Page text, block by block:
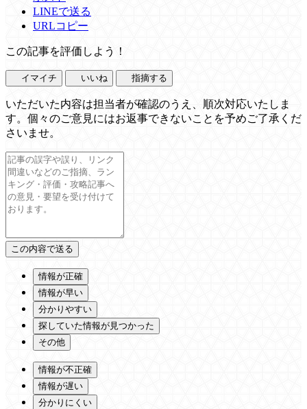
LINEで送る
URLコピー
この記事を評価しよう！
イマイチ いいね 指摘する
いただいた内容は担当者が確認のうえ、順次対応いたしま
す。個々のご意見にはお返事できないことを予めご了承くだ
さいませ。
情報が正確
情報が早い
分かりやすい
探していた情報が見つかった
その他
情報が不正確
情報が遅い
分かりにくい